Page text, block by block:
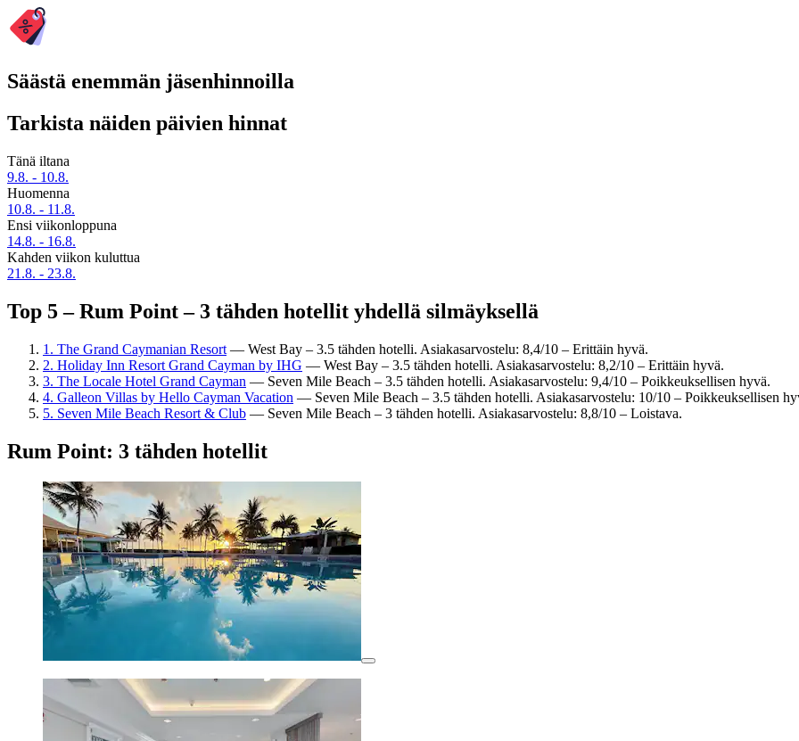
Säästä enemmän jäsenhinnoilla
Tarkista näiden päivien hinnat
Tänä iltana
9.8. - 10.8.
Huomenna
10.8. - 11.8.
Ensi viikonloppuna
14.8. - 16.8.
Kahden viikon kuluttua
21.8. - 23.8.
Top 5 – Rum Point – 3 tähden hotellit yhdellä silmäyksellä
1. The Grand Caymanian Resort — West Bay – 3.5 tähden hotelli. Asiakasarvostelu: 8,4/10 – Erittäin hyvä.
2. Holiday Inn Resort Grand Cayman by IHG — West Bay – 3.5 tähden hotelli. Asiakasarvostelu: 8,2/10 – Erittäin hyvä.
3. The Locale Hotel Grand Cayman — Seven Mile Beach – 3.5 tähden hotelli. Asiakasarvostelu: 9,4/10 – Poikkeuksellisen hyvä.
4. Galleon Villas by Hello Cayman Vacation — Seven Mile Beach – 3.5 tähden hotelli. Asiakasarvostelu: 10/10 – Poikkeuksellisen
5. Seven Mile Beach Resort & Club — Seven Mile Beach – 3 tähden hotelli. Asiakasarvostelu: 8,8/10 – Loistava.
Rum Point: 3 tähden hotellit